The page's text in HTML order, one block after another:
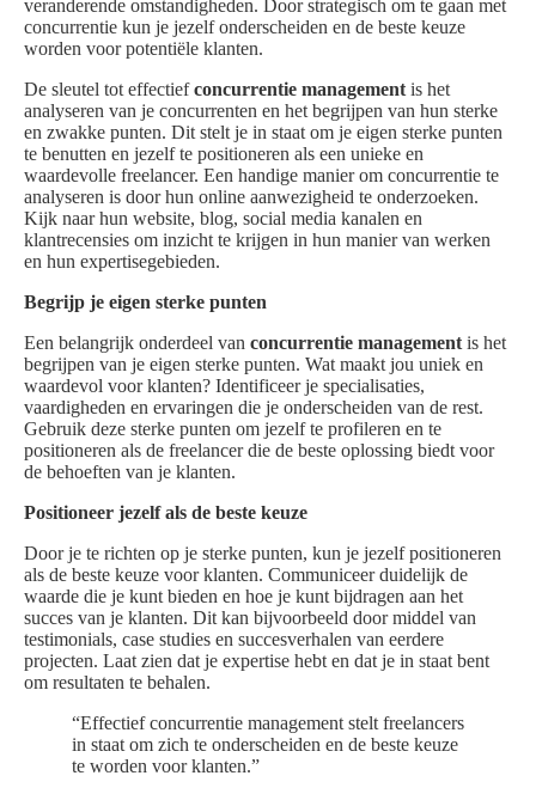
veranderende omstandigheden. Door strategisch om te gaan met
concurrentie kun je jezelf onderscheiden en de beste keuze
worden voor potentiële klanten.
De sleutel tot effectiefconcurrentie management is het
analyseren van je concurrenten en het begrijpen van hun sterke
en zwakke punten. Dit stelt je in staat om je eigen sterke punten
te benutten en jezelf te positioneren als een unieke en
waardevolle freelancer. Een handige manier om concurrentie te
analyseren is door hun online aanwezigheid te onderzoeken.
Kijk naar hun website, blog, social media kanalen en
klantrecensies om inzicht te krijgen in hun manier van werken
en hun expertisegebieden.
Begrijp je eigen sterke punten
Een belangrijk onderdeel van concurrentie management is het
begrijpen van je eigen sterke punten. Wat maakt jou uniek en
waardevol voor klanten? Identificeer je specialisaties,
vaardigheden en ervaringen die je onderscheiden van de rest.
Gebruik deze sterke punten om jezelf te profileren en te
positioneren als de freelancer die de beste oplossing biedt voor
de behoeften van je klanten.
Positioneer jezelf als de beste keuze
Door je te richten op je sterke punten, kun je jezelf positioneren
als de beste keuze voor klanten. Communiceer duidelijk de
waarde die je kunt bieden en hoe je kunt bijdragen aan het
succes van je klanten. Dit kan bijvoorbeeld door middel van
testimonials, case studies en succesverhalen van eerdere
projecten. Laat zien dat je expertise hebt en dat je in staat bent
om resultaten te behalen.
“Effectief concurrentie management stelt freelancers
in staat om zich te onderscheiden en de beste keuze
te worden voor klanten.”